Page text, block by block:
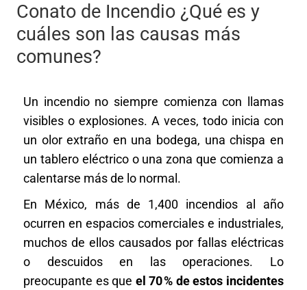
Conato de Incendio ¿Qué es y
cuáles son las causas más
comunes?
Un incendio no siempre comienza con llamas
visibles o explosiones. A veces, todo inicia con
un olor extraño en una bodega, una chispa en
un tablero eléctrico o una zona que comienza a
calentarse más de lo normal.
En México, más de 1,400 incendios al año
ocurren en espacios comerciales e industriales,
muchos de ellos causados por fallas eléctricas
o descuidos en las operaciones. Lo
preocupante es que el 70 % de estos incidentes